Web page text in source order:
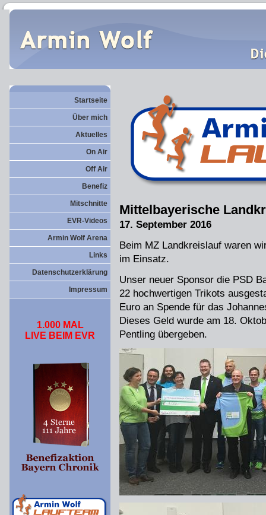
Startseite
Über mich
Aktuelles
On Air
Off Air
Benefiz
Mitschnitte
EVR-Videos
Armin Wolf Arena
Links
Datenschutzerklärung
Impressum
1.000 MAL
LIVE BEIM EVR
Mittelbayerische
17. September 2016
Beim MZ Landkreislauf waren
im Einsatz.
Unser neuer Sponsor die PSD
22 hochwertigen Trikots
Euro an Spende für das
Dieses Geld wurde am 18.
Pentling übergeben.